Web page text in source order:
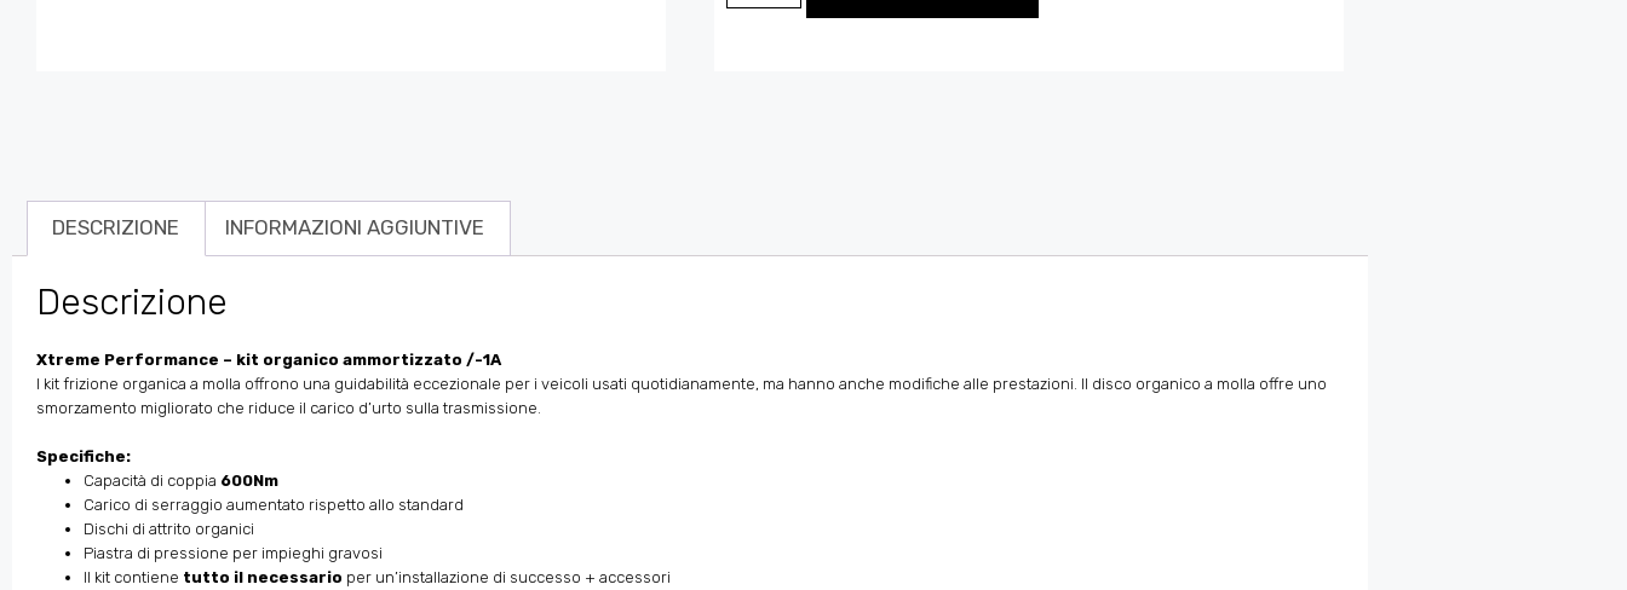
DESCRIZIONE INFORMAZIONI AGGIUNTIVE
Descrizione
Xtreme Performance – kit organico ammortizzato /-1A
I kit frizione organica a molla offrono una guidabilità eccezionale per i veicoli usati quotidianamente, ma hanno anche modifiche alle prestazioni. Il disco organico a molla offre uno
smorzamento migliorato che riduce il carico d’urto sulla trasmissione.
Specifiche:
Capacità di coppia 600Nm
Carico di serraggio aumentato rispetto allo standard
Dischi di attrito organici
Piastra di pressione per impieghi gravosi
Il kit contiene tutto il necessario per un’installazione di successo + accessori